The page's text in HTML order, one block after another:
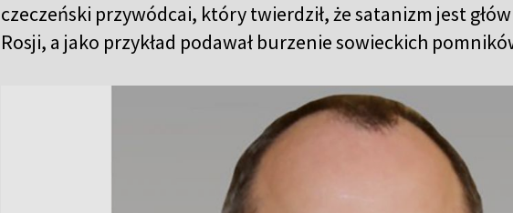
czeczeński przywódcai, który twierdził, że satanizm jest
Rosji, a jako przykład podawał burzenie sowieckich